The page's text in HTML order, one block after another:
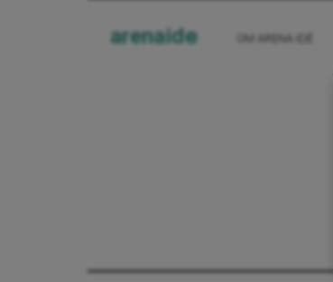
arenaide OM ARENA IDÉ